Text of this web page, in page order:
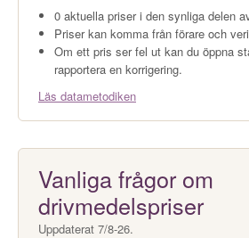
0 aktuella priser i den synliga delen
Priser kan komma från förare och
Om ett pris ser fel ut kan du öppna
rapportera en korrigering.
Läs datametodiken
Vanliga frågor om
drivmedelspriser
Uppdaterat 7/8-26.